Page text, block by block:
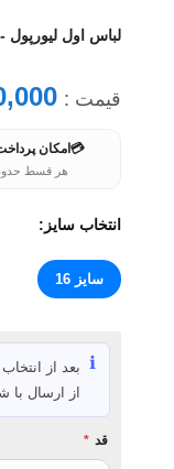
لباس اول لیورپول - بچگانه
قیمت :
💳 امکان پرداخت در ۴ قسط
هر قسط
انتخاب سایز:
سایز 16
ℹ️
بعد از
از ارسال با
قد *